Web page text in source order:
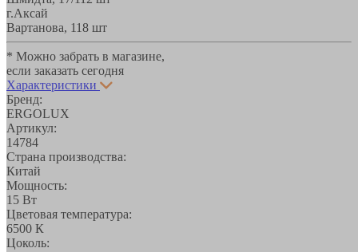
г.Аксай
Вартанова, 118 шт
* Можно забрать в магазине,
если заказать сегодня
Характеристики
Бренд:
ERGOLUX
Артикул:
14784
Страна производства:
Китай
Мощность:
15 Вт
Цветовая температура:
6500 К
Цоколь: